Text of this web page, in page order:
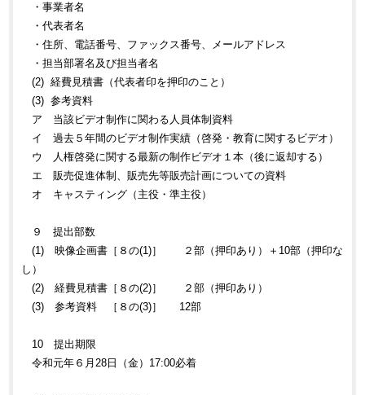
・事業者名
・代表者名
・住所、電話番号、ファックス番号、メールアドレス
・担当部署名及び担当者名
(2) 経費見積書（代表者印を押印のこと）
(3) 参考資料
ア 当該ビデオ制作に関わる人員体制資料
イ 過去５年間のビデオ制作実績（啓発・教育に関するビデオ）
ウ 人権啓発に関する最新の制作ビデオ１本（後に返却する）
エ 販売促進体制、販売先等販売計画についての資料
オ キャスティング（主役・準主役）
９ 提出部数
(1) 映像企画書［８の(1)］ ２部（押印あり）＋10部（押印な
し）
(2) 経費見積書［８の(2)］ ２部（押印あり）
(3) 参考資料 ［８の(3)］ 12部
10 提出期限
令和元年６月28日（金）17:00必着